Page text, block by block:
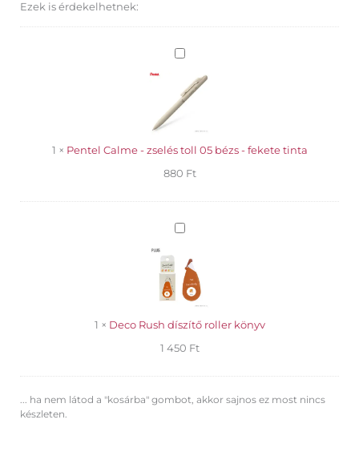
mennyiség
Ezek is érdekelhetnek:
Pentel
zselés
toll
bézs
fekete
1 × Pentel Calme - zselés toll 05 bézs - fekete tinta
880 Ft
Deco
díszítő
roller
könyv
1 × Deco Rush díszítő roller könyv
1 450 Ft
... ha nem látod a "kosárba" gombot, akkor sajnos ez most nincs
készleten.